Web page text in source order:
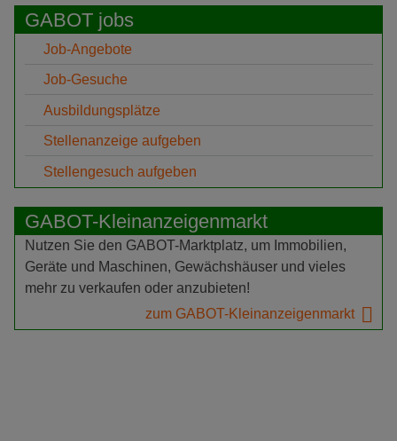
GABOT jobs
Job-Angebote
Job-Gesuche
Ausbildungsplätze
Stellenanzeige aufgeben
Stellengesuch aufgeben
GABOT-Kleinanzeigenmarkt
Nutzen Sie den GABOT-Marktplatz, um Immobilien,
Geräte und Maschinen, Gewächshäuser und vieles
mehr zu verkaufen oder anzubieten!
zum GABOT-Kleinanzeigenmarkt